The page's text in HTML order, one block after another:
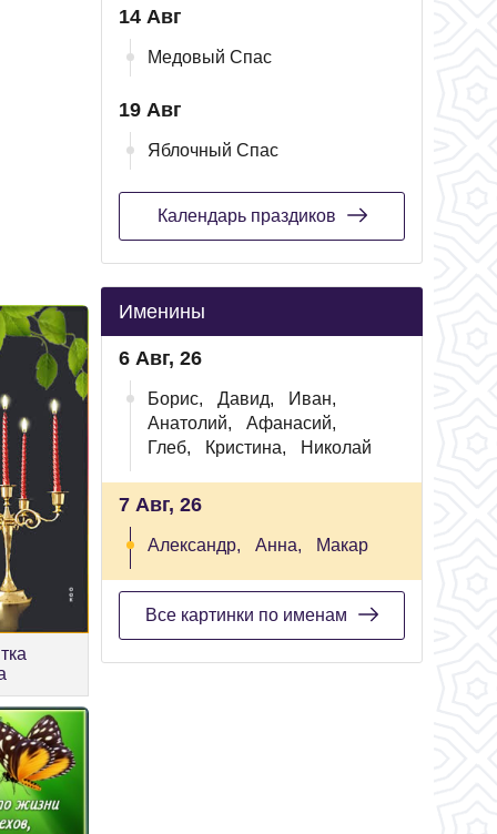
14 Авг
Медовый Спас
19 Авг
Яблочный Спас
Календарь праздиков
Именины
6 Авг, 26
Борис, Давид,
Иван,
Анатолий,
Афанасий,
Глеб,
Кристина, Николай
7 Авг, 26
Александр, Анна, Макар
Все картинки по именам